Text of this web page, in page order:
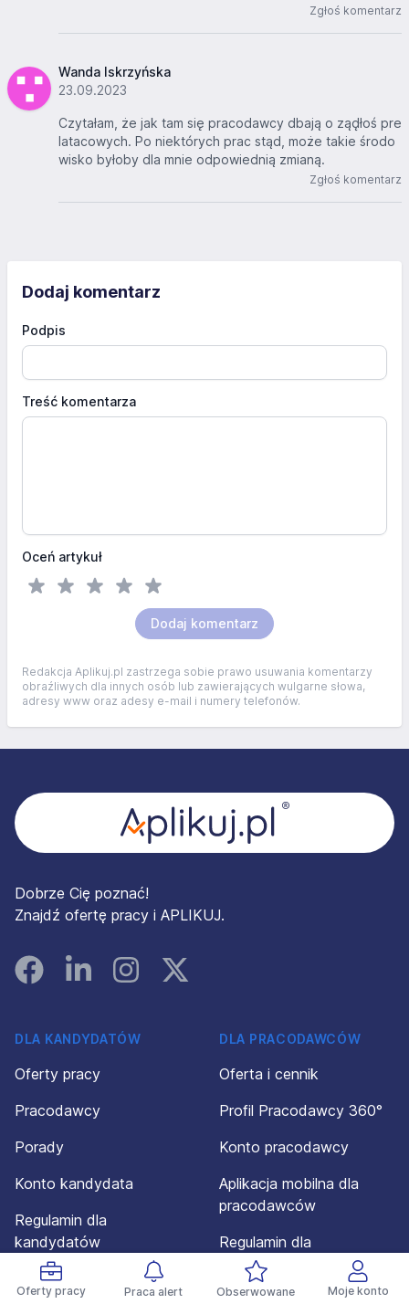
Oferty pracy Praca alert Obserwowane Moje konto
Zgłoś komentarz
Wanda Iskrzyńska
23.09.2023
Czytałam, że jak tam się pracodawcy dbają o ząd̨łoś pre
latacowych. Po niektórych prac stąd, może takie środo
wisko byłoby dla mnie odpowiednią zmianą.
Zgłoś komentarz
Dodaj komentarz
Podpis
Treść komentarza
Oceń artykuł
Dodaj komentarz
Redakcja Aplikuj.pl zastrzega sobie prawo usuwania komentarzy
obraźliwych dla innych osób lub zawierających wulgarne słowa,
adresy www oraz adesy e-mail i numery telefonów.
Dobrze Cię poznać!
Znajdź ofertę pracy i APLIKUJ.
FacebookLinked InInstagramInstagram
DLA KANDYDATÓW
Oferty pracy
Pracodawcy
Porady
Konto kandydata
Regulamin dla
kandydatów
Powiadomienia
DLA PRACODAWCÓW
Oferta i cennik
Profil Pracodawcy 360°
Konto pracodawcy
Aplikacja mobilna dla
pracodawców
Regulamin dla
pracodawców